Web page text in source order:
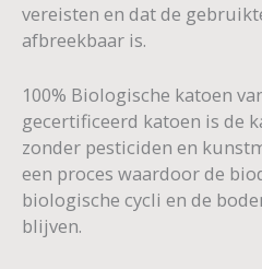
vereisten en dat de
afbreekbaar is.
100% Biologische katoen
gecertificeerd katoen is de
zonder pesticiden en
een proces waardoor de
biologische cycli en de
blijven.